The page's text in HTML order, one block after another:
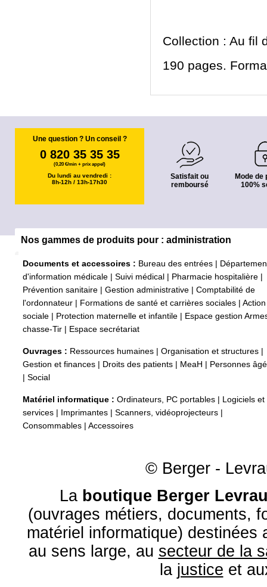
Collection : Au fil
190 pages.
Une question ? Un conseil ?
0 820 35 35 35
(0,20 €/min + prix appel)
Du lundi au vendredi :
8h-12h / 13h-17h30
Satisfait ou
remboursé
Mode de
100%
Nos gammes de produits pour : administration
Documents et accessoires : Bureau des entrées
d'information médicale
Suivi médical Pharmacie hospitalière
Prévention sanitaire
Gestion administrative
Comptabilité de
l'ordonnateur
Formations de santé et carrières sociales
Action
sociale
Protection maternelle et infantile
Espace gestion
chasse-Tir
Espace secrétariat
Ouvrages : Ressources humaines Organisation et structures
Gestion et finances
Droits des patients MeaH
Personnes
Social
Matériel informatique : Ordinateurs, PC portables
Logiciels et
services
Imprimantes Scanners, vidéoprojecteurs
Consommables
Accessoires
© Berger -
La boutique Berger
(ouvrages métiers, documents,
matériel informatique) destinées
au sens large, au secteur de la
la justice et